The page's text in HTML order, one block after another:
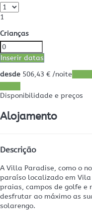
1
Crianças
Inserir datas
desde 506,43 € /noite
Disponibilidade e preços
Alojamento
Descrição
A Villa Paradise, como o
paraíso localizado em
praias, campos de golfe e
desfrutar ao máximo as
solarengo.